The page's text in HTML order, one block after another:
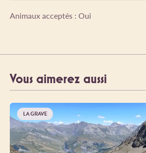
Animaux acceptés : Oui
Vous aimerez aussi
LA GRAVE